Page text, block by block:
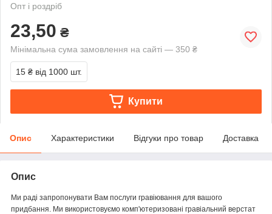
Опт і роздріб
23,50 ₴
Мінімальна сума замовлення на сайті — 350 ₴
15 ₴ від 1000 шт.
Купити
Опис Характеристики Відгуки про товар Доставка
Опис
Ми раді запропонувати Вам послуги гравіювання для вашого
придбання. Ми використовуємо комп'ютеризовані гравіальний верстат